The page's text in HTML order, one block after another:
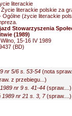
literackie
Życie literackie polskie za
Ogólne (życie literackie
Stowarzyszenia
(1989)
Wilno, 15-16 IV 1989
(BD)
nr 5/6 s. 53-54 (nota
z przebiegu...)
nr 9 s. 41-44 (spraw....)
1989 nr 21 s. 3, 7(spraw....)